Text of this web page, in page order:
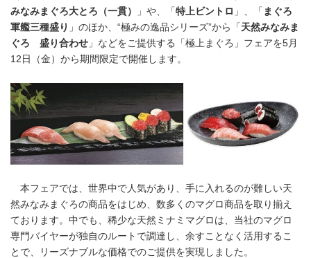
みなみまぐろ大とろ（一貫）
」や、「 特上ビントロ 」、「 まぐろ
軍艦三種盛り 」のほか、“極みの逸品シリーズ”から「 天然みなみま
ぐろ 盛り合わせ 」などをご提供する「極上まぐろ」フェアを5月
12日（金）から期間限定で開催します。
本フェアでは、世界中で人気があり、手に入れるのが難しい天
然みなみまぐろの商品をはじめ、数多くのマグロ商品を取り揃え
ております。中でも、稀少な天然ミナミマグロは、当社のマグロ
専門バイヤーが独自のルートで調達し、余すことなく活用するこ
とで、リーズナブルな価格でのご提供を実現しました。